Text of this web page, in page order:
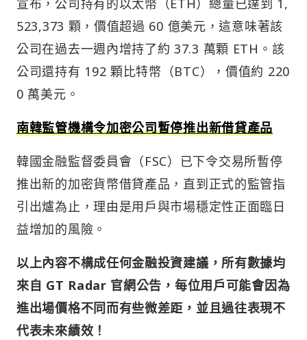
宣布，公司持有的以太幣（ETH）總量已達到 1,
523,373 顆，價值超過 60 億美元，這意味著該
公司在過去一週內增持了約 37.3 萬顆 ETH。該
公司還持有 192 顆比特幣（BTC），價值約 220
0 萬美元。
南韓監管機構令加密公司暫停推出新借貸產品
韓國金融監督委員會（FSC）已下令交易所暫停
推出新的加密貨幣借貸產品，直到正式的監管指
引出爐為止，理由是用戶與市場穩定性正面臨日
益增加的風險。
以上內容不構成任何金融投資建議，所有數據均
來自 GT Radar 官網公告，每位用戶可能會因為
進出場價格不同而有些微差距，並且過往表現不
代表未來績效！